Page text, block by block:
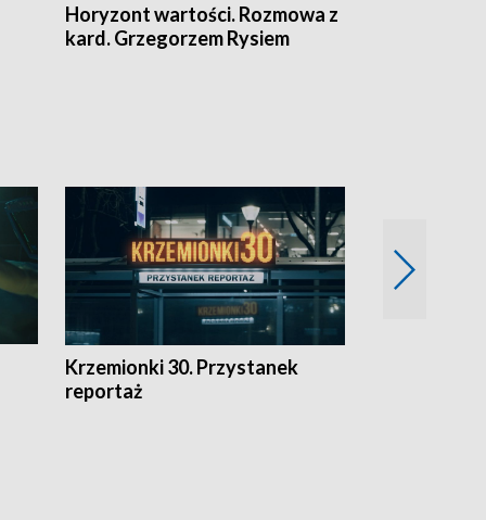
Horyzont wartości. Rozmowa z
kard. Grzegorzem Rysiem
Krzemionki 30. Przystanek
reportaż